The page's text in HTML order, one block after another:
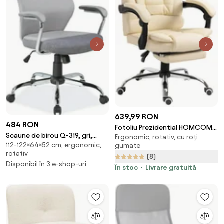
484 RON
Scaune de birou Q-319, gri,
stofa/metal, 64x52x112/122 cm
112-122×64×52 cm, ergonomic,
rotativ
Disponibil în 3 e-shop-uri
639,99 RON
Fotoliu Prezidential HOMCOM
din Piele artificiala Alb, Scaun
de Birou Reglabil cu Spatar
Rabatabil la 145° | Aosom
Romania
Ergonomic, rotativ, cu roți
gumate
(8)
În stoc
Livrare gratuită